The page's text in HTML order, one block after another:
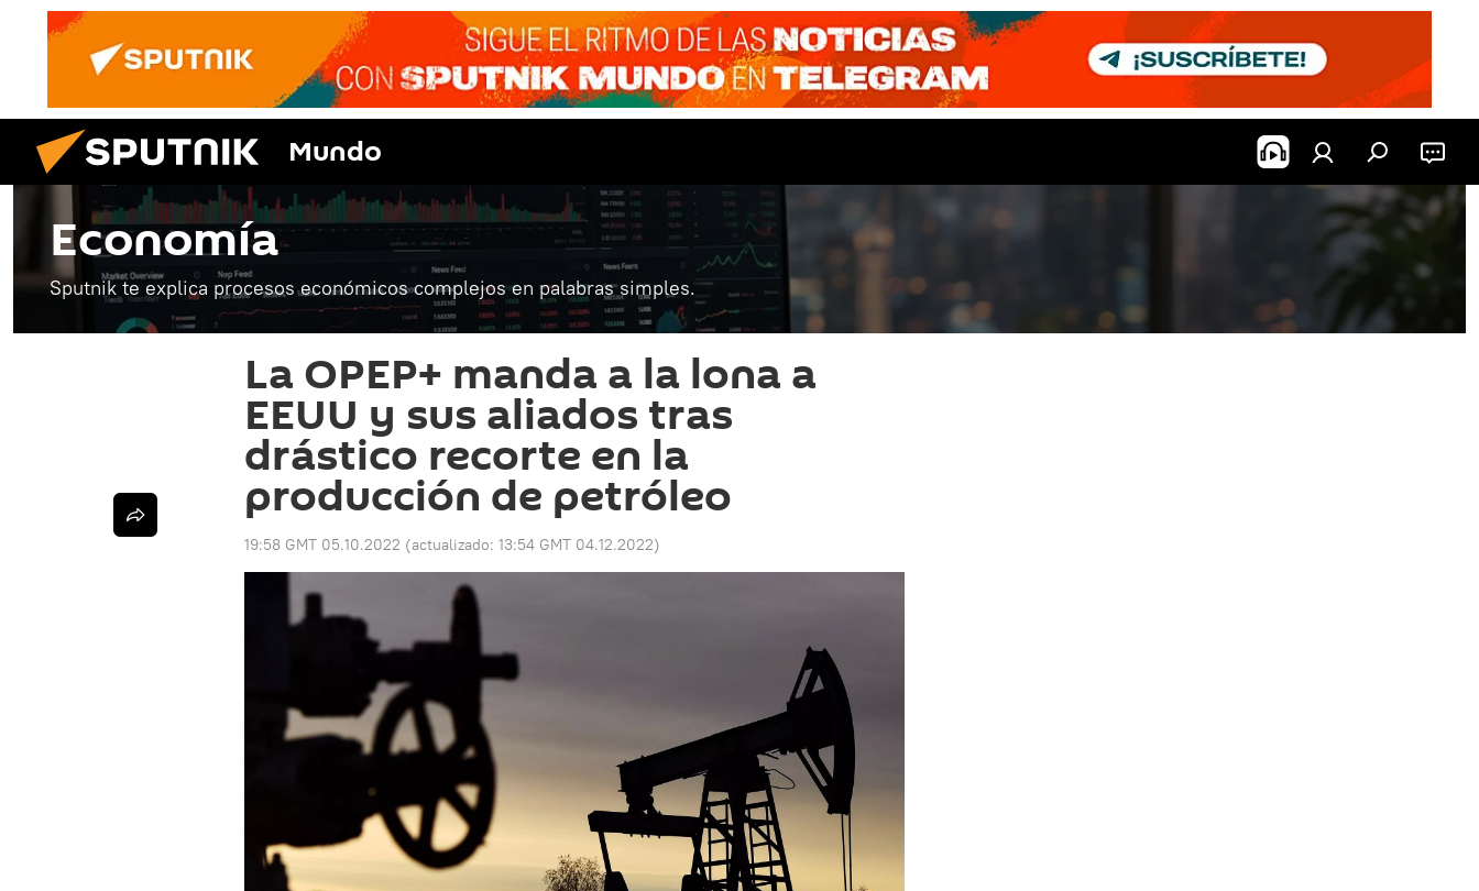
Mundo
Economía
Sputnik te explica procesos económicos complejos en palabras simples.
La OPEP+ manda a la lona a
EEUU y sus aliados tras
drástico recorte en la
producción de petróleo
19:58 GMT 05.10.2022 (actualizado: 13:54 GMT 04.12.2022)